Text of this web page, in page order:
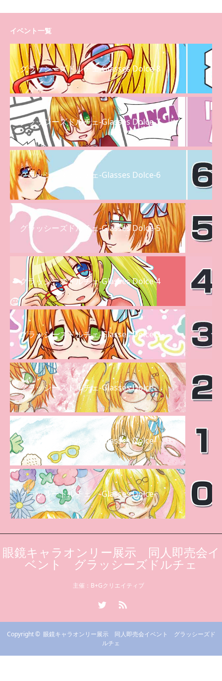
イベント一覧
グラッシーズドルチェ-Glasses Dolce-8
グラッシーズドルチェ-Glasses Dolce-7
グラッシーズドルチェ-Glasses Dolce-6
グラッシーズドルチェ-Glasses Dolce-5
グラッシーズドルチェ-Glasses Dolce-4
グラッシーズドルチェ-Glasses Dolce-3
グラッシーズドルチェ-Glasses Dolce-
グラッシーズドルチェ-Glasses Dolce-
グラッシードルチェ -Glasses Dolce-
眼鏡キャラオンリー展示 同人即売会イ
ベント グラッシーズドルチェ
主催：B+Gクリエイティブ
Copyright © 眼鏡キャラオンリー展示 同人即売会イベント グラッシーズド
ルチェ